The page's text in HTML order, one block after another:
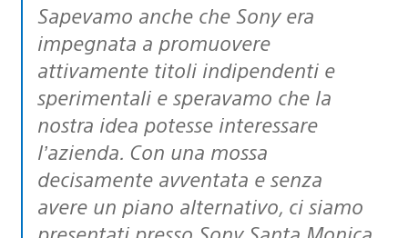
Sapevamo anche che Sony era
impegnata a promuovere
attivamente titoli indipendenti e
sperimentali e speravamo che la
nostra idea potesse interessare
l’azienda. Con una mossa
decisamente avventata e senza
avere un piano alternativo, ci siamo
presentati presso Sony Santa Monica